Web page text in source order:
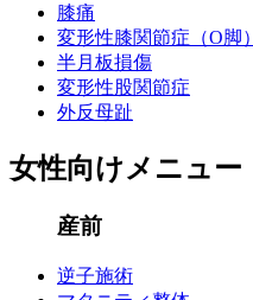
膝痛
変形性膝関節症（O脚）
半月板損傷
変形性股関節症
外反母趾
女性向けメニュー
産前
逆子施術